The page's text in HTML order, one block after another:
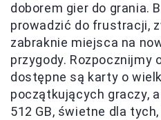
doborem gier do grania.
prowadzić do frustracji,
zabraknie miejsca na
przygody. Rozpocznijmy
dostępne są karty o
początkujących graczy,
512 GB, świetne dla